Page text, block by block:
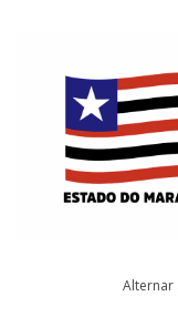
Alternar